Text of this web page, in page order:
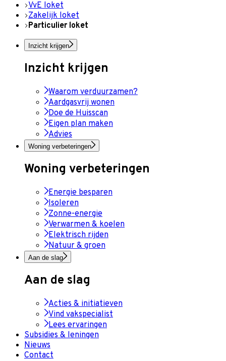
VvE loket
Zakelijk loket
Particulier loket
Inzicht krijgen
Inzicht krijgen
Waarom verduurzamen?
Aardgasvrij wonen
Doe de Huisscan
Eigen plan maken
Advies
Woning verbeteringen
Woning verbeteringen
Energie besparen
Isoleren
Zonne-energie
Verwarmen & koelen
Elektrisch rijden
Natuur & groen
Aan de slag
Aan de slag
Acties & initiatieven
Vind vakspecialist
Lees ervaringen
Subsidies & leningen
Nieuws
Contact